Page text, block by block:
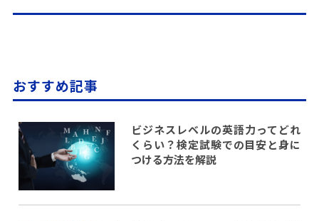
おすすめ記事
ビジネスレベルの英語力ってどれ
くらい？検定試験での目安と身に
つける方法を解説